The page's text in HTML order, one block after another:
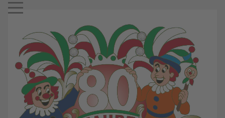
Mobile Menu Toggle